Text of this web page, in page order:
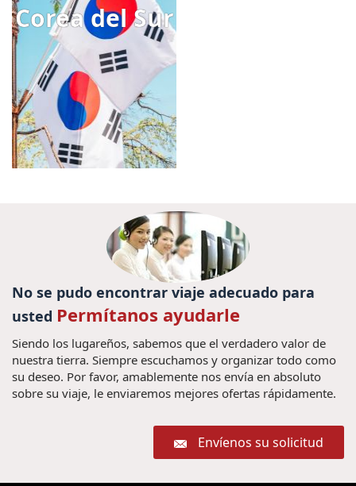
Corea del Sur
No se pudo encontrar viaje adecuado para
usted Permítanos ayudarle
Siendo los lugareños, sabemos que el verdadero valor de
nuestra tierra. Siempre escuchamos y organizar todo como
su deseo. Por favor, amablemente nos envía en absoluto
sobre su viaje, le enviaremos mejores ofertas rápidamente.
Envíenos su solicitud